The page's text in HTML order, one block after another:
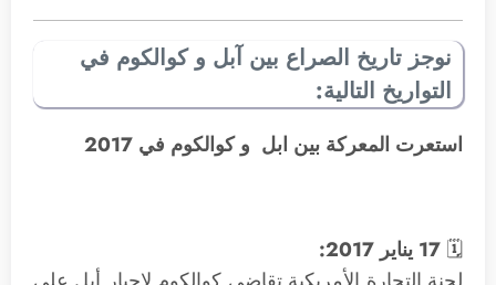
نوجز تاريخ الصراع بين آبل و كوالكوم في
التواريخ التالية:
استعرت المعركة بين ابل و كوالكوم في 2017
🗓 17 يناير 2017: